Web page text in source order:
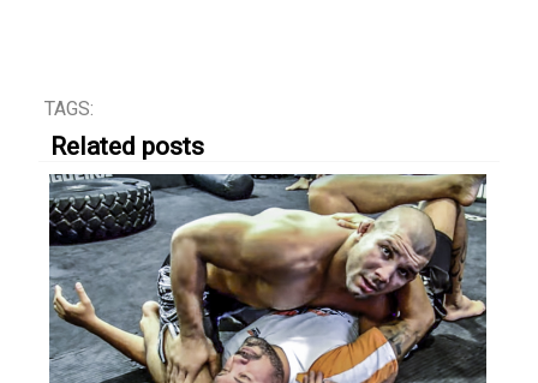
TAGS:
Related posts